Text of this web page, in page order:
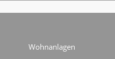
Wohnanlagen